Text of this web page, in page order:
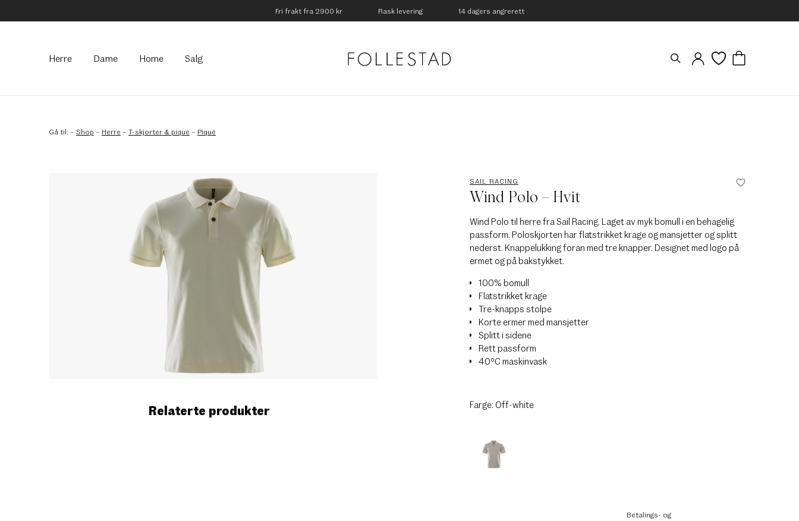
Fri frakt fra 2900 kr Rask levering 14 dagers angrerett
Hovedmeny
Herre Dame Home Salg
Gå til: – Shop – Herre – T-skjorter & piqué – Piqué
SAIL RACING
Wind Polo – Hvit
Wind Polo til herre fra Sail Racing. Laget av myk bomull i en behagelig
passform. Poloskjorten har flatstrikket krage og mansjetter og splitt
nederst. Knappelukking foran med tre knapper. Designet med logo på
ermet og på bakstykket.
100% bomull
Flatstrikket krage
Tre-knapps stolpe
Korte ermer med mansjetter
Splitt i sidene
Rett passform
40ºC maskinvask
Farge: Off-white
Betalings- og
Relaterte produkter